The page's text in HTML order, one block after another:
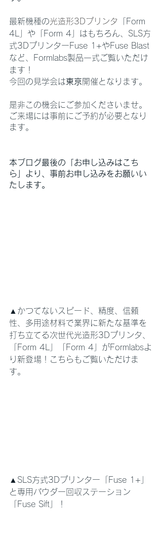
最新機種の光造形3Dプリンタ
「Form
4L」や「Form 4」はもちろん、SLS方
式3DプリンターFuse 1+やFuse Blast
など、Formlabs製品一式ご覧いただけ
ます！
今回の見学会は東京開催となります。
是非この機会にご参加くださいませ。
ご来場には事前にご予約が必要となり
ます。
本ブログ最後の「お申し込みはこち
ら」より、事前お申し込みをお願いい
たします。
▲かつてないスピード、精度、信頼
性、多用途材料で業界に新たな基準を
打ち立てる次世代光造形3Dプリンタ、
「Form 4L」「Form 4」がFormlabsよ
り新登場！こちらもご覧いただけま
す。
▲SLS方式3Dプリンター「Fuse 1+」
と専用パウダー回収ステーション
「Fuse Sift」！